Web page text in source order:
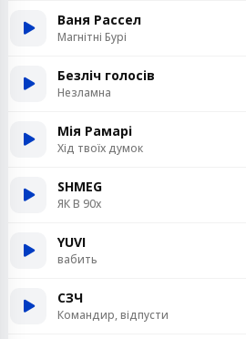
Ваня Рассел
Магнітні Бурі
Безліч голосів
Незламна
Мія Рамарі
Хід твоїх думок
SHMEG
ЯК В 90х
YUVI
вабить
СЗЧ
Командир, відпусти